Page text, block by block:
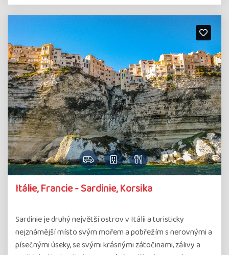
Itálie, Francie - Sardinie, Korsika
Sardinie je druhý největší ostrov v Itálii a turisticky
nejznámější místo svým mořem a pobřežím s nerovnými a
písečnými úseky, se svými krásnými zátočinami, zálivy a